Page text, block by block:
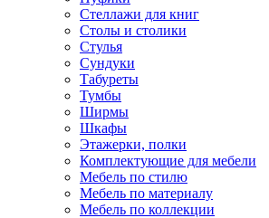
Стеллажи для книг
Столы и столики
Стулья
Сундуки
Табуреты
Тумбы
Ширмы
Шкафы
Этажерки, полки
Комплектующие для мебели
Мебель по стилю
Мебель по материалу
Мебель по коллекции